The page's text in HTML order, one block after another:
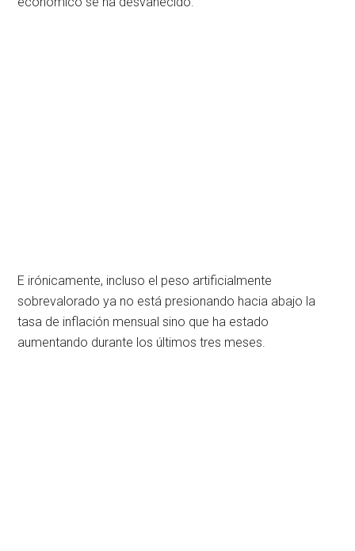
E irónicamente, incluso el peso artificialmente
sobrevalorado ya no está presionando hacia abajo la
tasa de inflación mensual sino que ha estado
aumentando durante los últimos tres meses.